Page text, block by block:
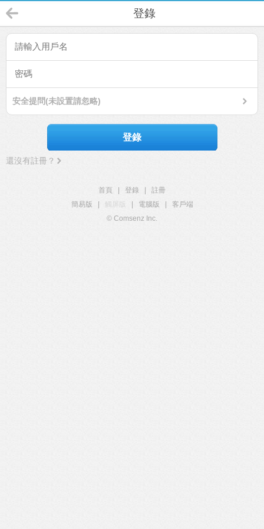
登錄
安全提問(未設置請忽略)
登錄
還沒有註冊？
首頁 登錄
註冊
簡易版
觸屏版 電腦版
客戶端
© Comsenz Inc.